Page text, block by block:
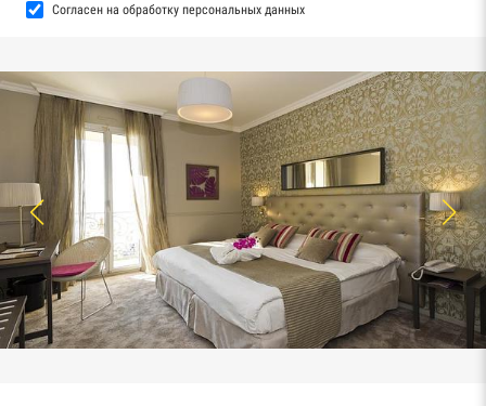
Согласен на обработку персональных данных